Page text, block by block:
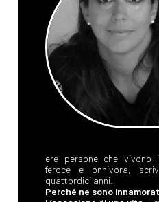
ere persone che
feroce e onnivora,
quattordici anni.
Perché ne sono